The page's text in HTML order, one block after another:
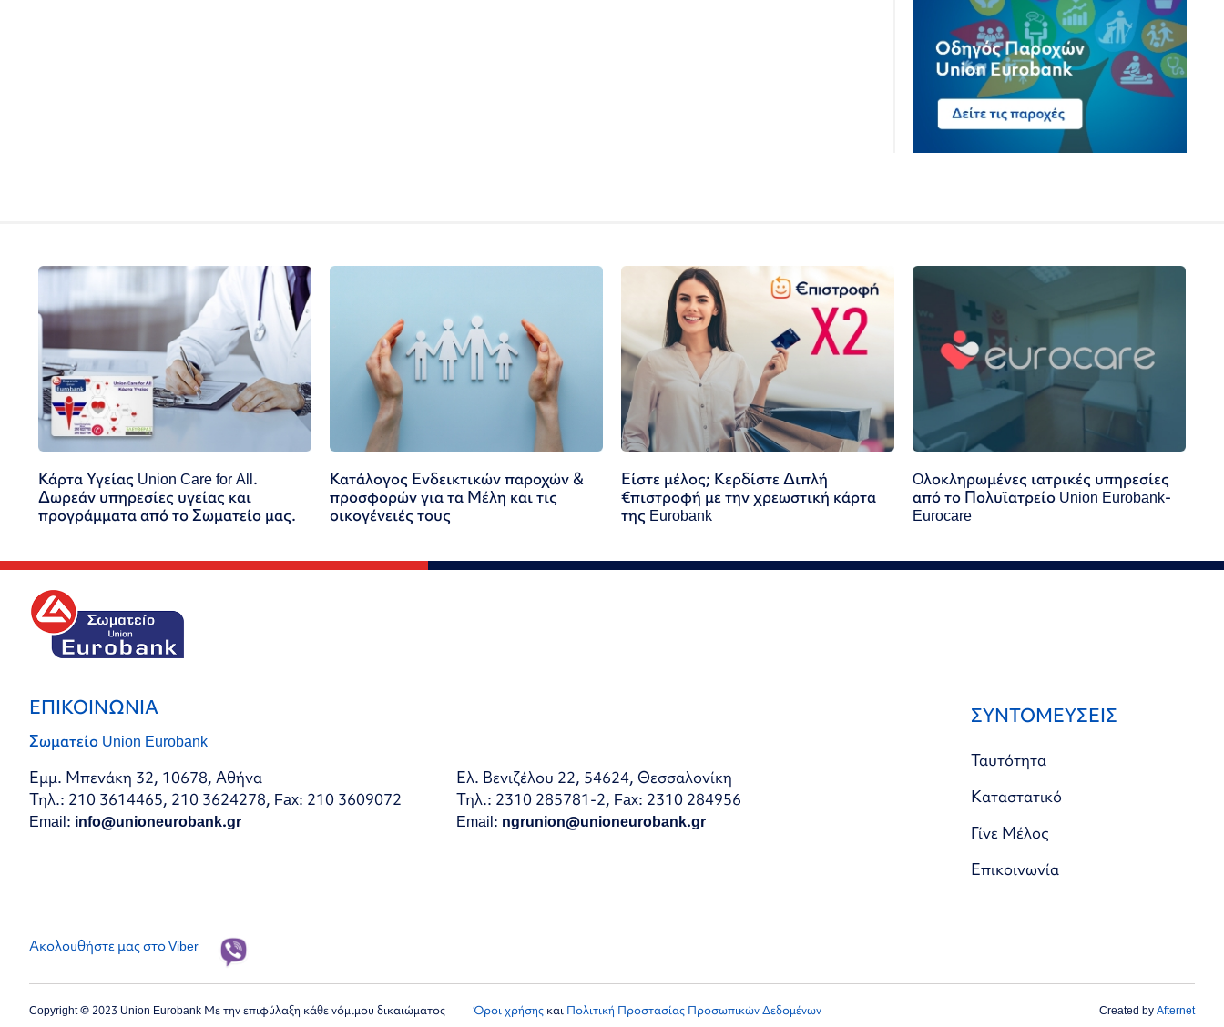
Κάρτα Υγείας Union Care for All.
Δωρεάν υπηρεσίες υγείας και
προγράμματα από το Σωματείο μας.
Κατάλογος Ενδεικτικών παροχών &
προσφορών για τα Μέλη και τις
οικογένειές τους
Είστε μέλος; Κερδίστε Διπλή
€πιστροφή με την χρεωστική κάρτα
της Eurobank
Oλοκληρωμένες ιατρικές υπηρεσίες
από το Πολυϊατρείο Union Eurobank-
Eurocare
ΕΠΙΚΟΙΝΩΝΙΑ
Σωματείο Union Eurobank
Εμμ. Μπενάκη 32, 10678, Αθήνα
Τηλ.: 210 3614465, 210 3624278, Fax: 210 3609072
Email: info@unioneurobank.gr
Ελ. Βενιζέλου 22, 54624, Θεσσαλονίκη
Τηλ.: 2310 285781-2, Fax: 2310 284956
Email: ngrunion@unioneurobank.gr
ΣΥΝΤΟΜΕΥΣΕΙΣ
Ταυτότητα
Καταστατικό
Γίνε Μέλος
Επικοινωνία
Ακολουθήστε μας στο Viber
Copyright © 2023 Union Eurobank Με την επιφύλαξη κάθε νόμιμου δικαιώματος Όροι χρήσης και Πολιτική Προστασίας Προσωπικών Δεδομένων Created byAfternet